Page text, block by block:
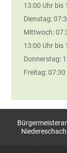
13:00 Uhr bis
Dienstag:
Mittwoch:
13:00 Uhr bis
Donnerstag:
Freitag: